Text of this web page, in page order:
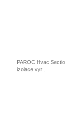
PAROC Hvac
izolace vyr ..